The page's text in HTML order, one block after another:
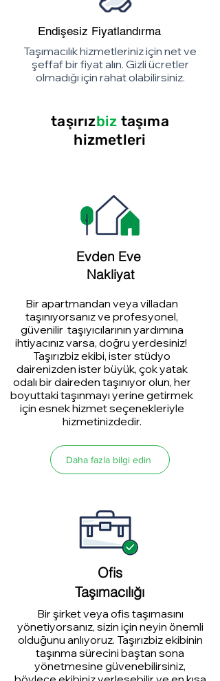
Endişesiz Fiyatlandırma
Taşımacılık hizmetleriniz için net ve
şeffaf bir fiyat alın. Gizli ücretler
olmadığı için rahat olabilirsiniz.
taşırızbiz taşıma
hizmetleri
Evden Eve
Nakliyat
Bir apartmandan veya villadan
taşınıyorsanız ve profesyonel,
güvenilir taşıyıcılarının yardımına
ihtiyacınız varsa, doğru yerdesiniz!
Taşırızbiz ekibi, ister stüdyo
dairenizden ister büyük, çok yatak
odalı bir daireden taşınıyor olun, her
boyuttaki taşınmayı yerine getirmek
için esnek hizmet seçenekleriyle
hizmetinizdedir.
Daha fazla bilgi edin
Ofis
Taşımacılığı
Bir şirket veya ofis taşımasını
yönetiyorsanız, sizin için neyin önemli
olduğunu anlıyoruz. Taşırızbiz ekibinin
taşınma sürecini baştan sona
yönetmesine güvenebilirsiniz,